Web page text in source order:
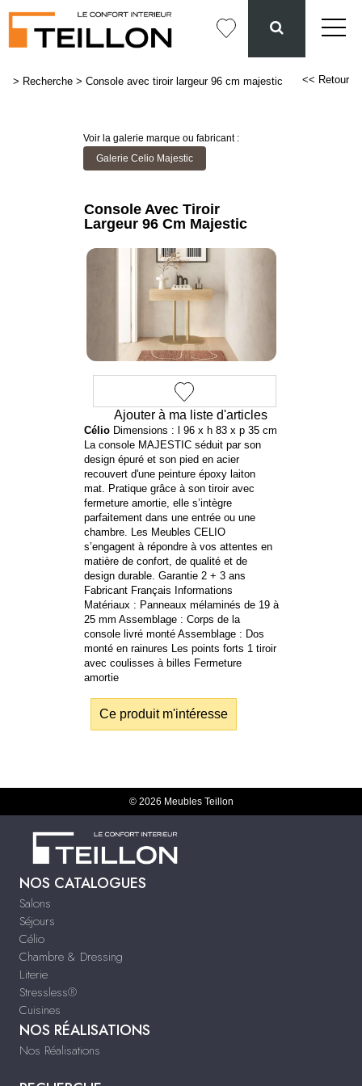
> Recherche > Console avec tiroir largeur 96 cm majestic << Retour
Voir la galerie marque ou fabricant :
Galerie Celio Majestic
Ajouter à ma liste d'articles
Console Avec Tiroir
Largeur 96 Cm Majestic
CélioDimensions : l 96 x h 83 x p 35 cm
La console MAJESTIC séduit par son
design épuré et son pied en acier
recouvert d'une peinture époxy laiton
mat. Pratique grâce à son tiroir avec
fermeture amortie, elle s’intègre
parfaitement dans une entrée ou une
chambre. Les Meubles CELIO
s’engagent à répondre à vos attentes en
matière de confort, de qualité et de
design durable. Garantie 2 + 3 ans
Fabricant Français Informations
Matériaux : Panneaux mélaminés de 19 à
25 mm Assemblage : Corps de la
console livré monté Assemblage : Dos
monté en rainures Les points forts 1 tiroir
avec coulisses à billes Fermeture
amortie
Ce produit m'intéresse
© 2026 Meubles Teillon
NOS CATALOGUES
Salons
Séjours
Célio
Chambre & Dressing
Literie
Stressless®
Cuisines
NOS RÉALISATIONS
Nos Réalisations